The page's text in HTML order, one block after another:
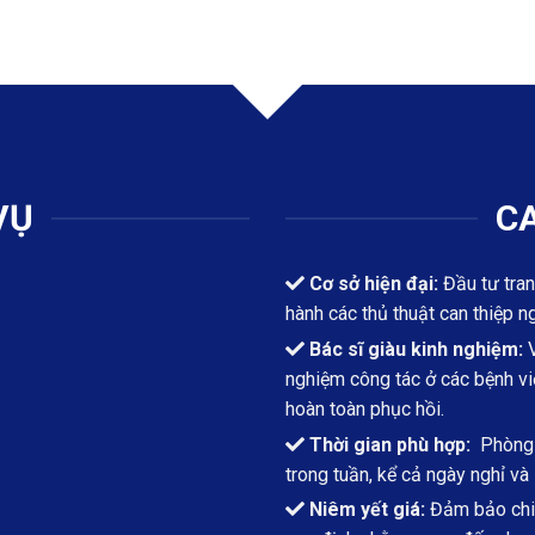
Cơ sở hiện đại: Đầu tư
hành các thủ thuật can thiệp
Bác sĩ giàu kinh nghiệm:
nghiệm công tác ở các bệnh
hoàn toàn phục hồi.
Thời gian phù hợp:
trong tuần, kể cả ngày nghỉ và
Niêm yết giá: Đảm bảo